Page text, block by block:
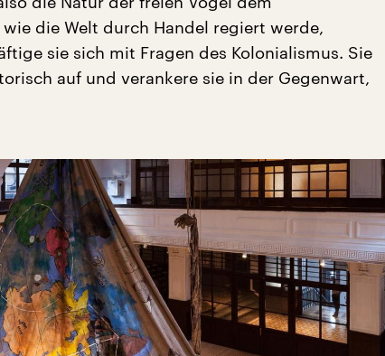
die Welt durch Handel regiert werde,
sie sich mit Fragen des Kolonialismus. Sie
auf und verankere sie in der Gegenwart,